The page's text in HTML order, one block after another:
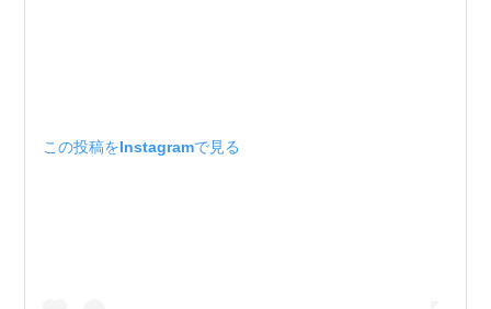
この投稿をInstagramで見る